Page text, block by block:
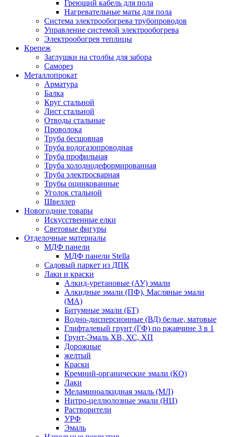
Греющий кабель для пола
Нагревательные маты для пола
Система электрообогрева трубопроводов
Управление системой электрообогрева
Электрообогрев теплицы
Крепеж
Заглушки на столбы для забора
Саморез
Металлопрокат
Арматура
Балка
Круг стальной
Лист стальной
Отводы стальные
Проволока
Труба бесшовная
Труба водогазопроводная
Труба профильная
Труба холоднодеформированная
Труба электросварная
Трубы оцинкованные
Уголок стальной
Швеллер
Новогодние товары
Искусственные елки
Световые фигуры
Отделочные материалы
МДФ панели
МДФ панели Stella
Садовый паркет из ДПК
Лаки и краски
Алкид-уретановые (АУ) эмали
Алкидные эмали (ПФ), Масляные эмали
(МА)
Битумные эмали (БТ)
Водно-дисперсионные (ВД) белые, матовые
Глифталевый грунт (ГФ) по ржавчине 3 в 1
Грунт-Эмаль ХВ, ХС, ХП
Дорожные
желтый
Краски
Кремний-органические эмали (КО)
Лаки
Меламиноалкидная эмаль (МЛ)
Нитро-целлюлозные эмали (НЦ)
Растворители
УРФ
Эмаль